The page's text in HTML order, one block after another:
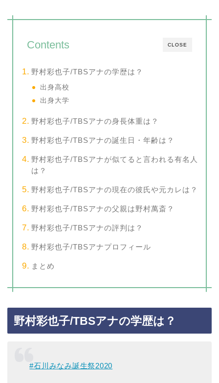
CLOSE
Contents
野村彩也子/TBSアナの学歴は？
出身高校
出身大学
野村彩也子/TBSアナの身長体重は？
野村彩也子/TBSアナの誕生日・年齢は？
野村彩也子/TBSアナが似てると言われる有名人
は？
野村彩也子/TBSアナの現在の彼氏や元カレは？
野村彩也子/TBSアナの父親は野村萬斎？
野村彩也子/TBSアナの評判は？
野村彩也子/TBSアナプロフィール
まとめ
野村彩也子/TBSアナの学歴は？
#石川みなみ誕生祭2020